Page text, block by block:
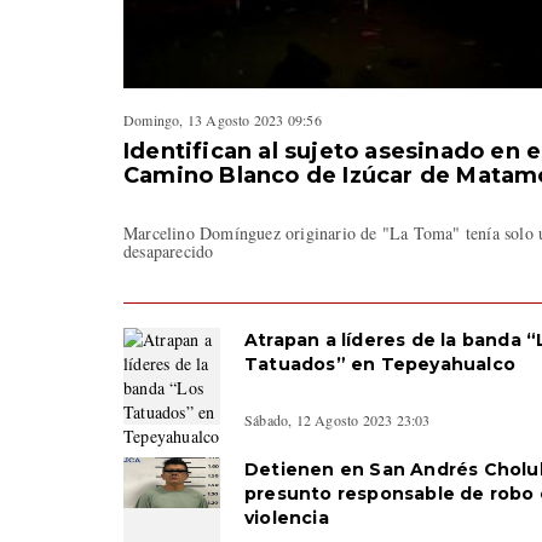
Domingo, 13 Agosto 2023 09:56
Identifican al sujeto asesinado en
Camino Blanco de Izúcar de
Marcelino Domínguez originario de "La Toma" tenía solo
desaparecido
Atrapan a líderes de la banda
Tatuados” en Tepeyahualco
Sábado, 12 Agosto 2023 23:03
Detienen en San Andrés
presunto responsable de robo
violencia